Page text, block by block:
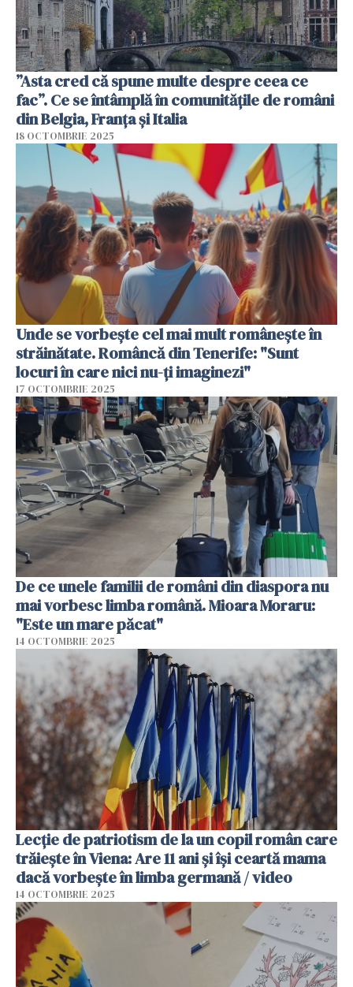
”Asta cred că spune multe despre ceea ce
fac”. Ce se întâmplă în comunitățile de români
din Belgia, Franța și Italia
18 OCTOMBRIE 2025
Unde se vorbește cel mai mult românește în
străinătate. Româncă din Tenerife: "Sunt
locuri în care nici nu-ți imaginezi"
17 OCTOMBRIE 2025
De ce unele familii de români din diaspora nu
mai vorbesc limba română. Mioara Moraru:
"Este un mare păcat"
14 OCTOMBRIE 2025
Lecție de patriotism de la un copil român care
trăiește în Viena: Are 11 ani și își ceartă mama
dacă vorbește în limba germană / video
14 OCTOMBRIE 2025